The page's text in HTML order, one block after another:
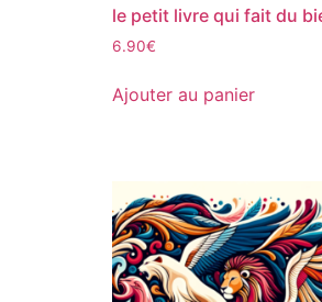
le petit livre qui fait du
6.90€
Ajouter au panier